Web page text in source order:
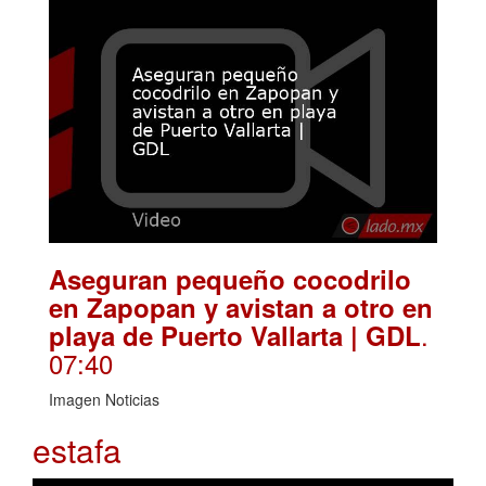
Aseguran pequeño cocodrilo
en Zapopan y avistan a otro en
playa de Puerto Vallarta | GDL.
07:40
Imagen Noticias
estafa